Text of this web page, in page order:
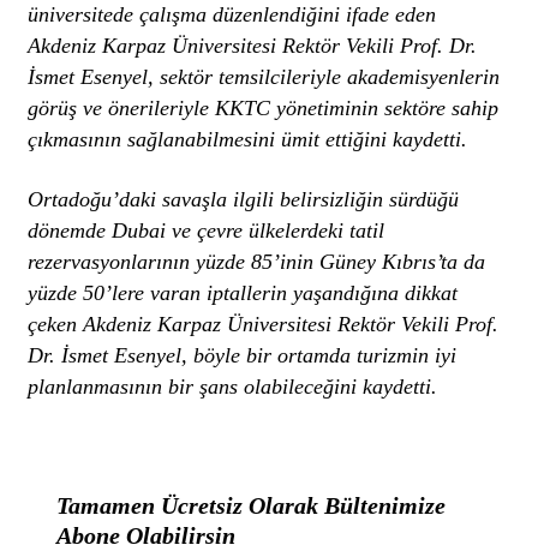
üniversitede çalışma düzenlendiğini ifade eden
Akdeniz Karpaz Üniversitesi Rektör Vekili Prof. Dr.
İsmet Esenyel, sektör temsilcileriyle akademisyenlerin
görüş ve önerileriyle KKTC yönetiminin sektöre sahip
çıkmasının sağlanabilmesini ümit ettiğini kaydetti.
Ortadoğu’daki savaşla ilgili belirsizliğin sürdüğü
dönemde Dubai ve çevre ülkelerdeki tatil
rezervasyonlarının yüzde 85’inin Güney Kıbrıs’ta da
yüzde 50’lere varan iptallerin yaşandığına dikkat
çeken Akdeniz Karpaz Üniversitesi Rektör Vekili Prof.
Dr. İsmet Esenyel, böyle bir ortamda turizmin iyi
planlanmasının bir şans olabileceğini kaydetti.
Tamamen Ücretsiz Olarak Bültenimize
Abone Olabilirsin